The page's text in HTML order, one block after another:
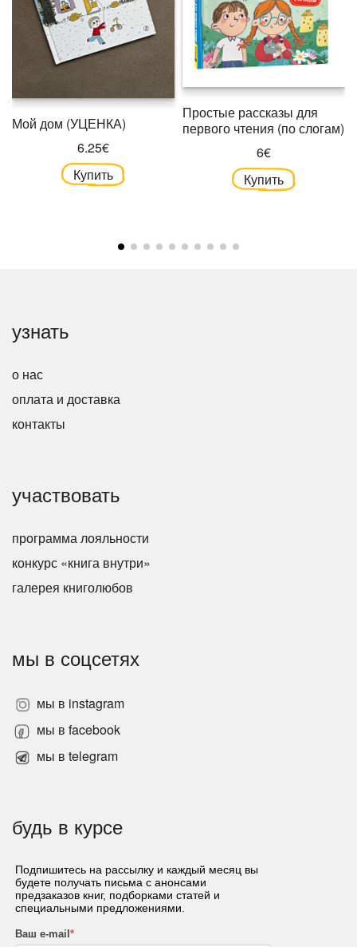
Мой дом (УЦЕНКА)
6.25€
Купить
Простые рассказы для
первого чтения (по слогам)
6€
Купить
узнать
о нас
оплата и доставка
контакты
участвовать
программа лояльности
конкурс «книга внутри»
галерея книголюбов
мы в соцсетях
мы в instagram
мы в facebook
мы в telegram
будь в курсе
Подпишитесь на рассылку и каждый месяц вы
будете получать письма с анонсами
предзаказов книг, подборками статей и
специальными предложениями.
Ваш e-mail *